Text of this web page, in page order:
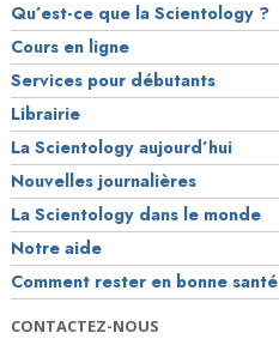
Qu’est-ce que la Scientology ?
Cours en ligne
Services pour débutants
Librairie
La Scientology aujourd’hui
Nouvelles journalières
La Scientology dans le monde
Notre aide
Comment rester en bonne santé
CONTACTEZ-NOUS